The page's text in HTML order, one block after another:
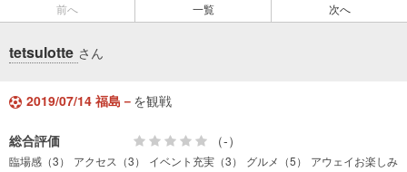
前へ 一覧 次へ
tetsulotte さん
2019/07/14 福島－ を観戦
総合評価 （-）
臨場感（3） アクセス（3） イベント充実（3） グルメ（5）
アウェイお楽しみ